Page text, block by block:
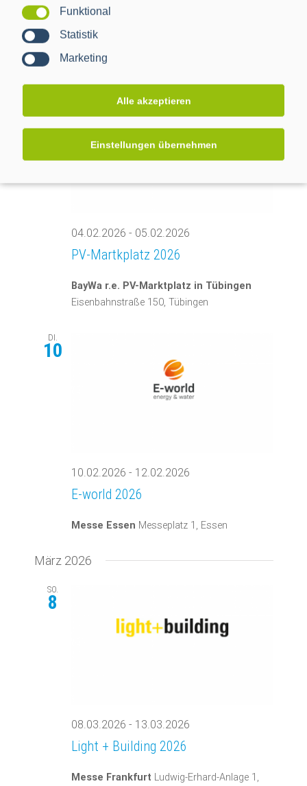
Funktional
Statistik
Marketing
Alle akzeptieren
Einstellungen übernehmen
Bilbao Exhibition Centre
Bilbao
Februar 2026
4
04.02.2026 - 05.02.2026
PV-Martkplatz 2026
BayWa r.e. PV-Marktplatz in Tübingen
Eisenbahnstraße 150, Tübingen
DI.
10
10.02.2026 - 12.02.2026
E-world 2026
Messe Essen Messeplatz 1, Essen
März 2026
SO.
8
08.03.2026 - 13.03.2026
Light + Building 2026
Messe Frankfurt Ludwig-Erhard-Anlage 1,